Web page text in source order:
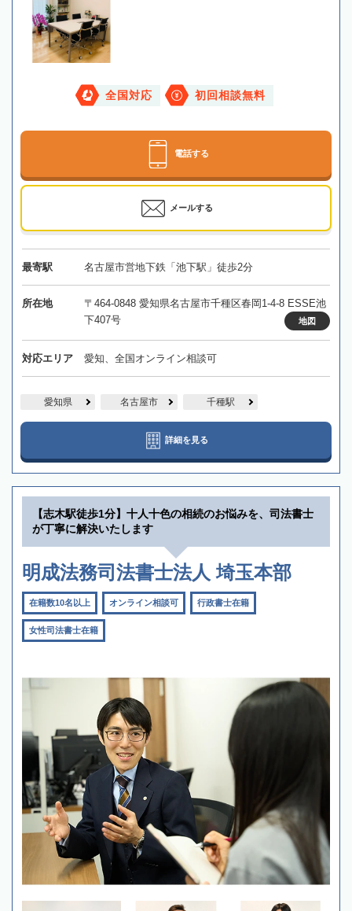
全国対応 初回相談無料
電話する
メールする
最寄駅 名古屋市営地下鉄「池下駅」徒歩2分
所在地
〒464-0848 愛知県名古屋市千種区春岡1-4-8 ESSE池
下407号
地図
対応エリア 愛知、全国オンライン相談可
愛知県 名古屋市 千種駅
詳細を見る
【志木駅徒歩1分】十人十色の相続のお悩みを、司法書士
が丁寧に解決いたします
明成法務司法書士法人 埼玉本部
在籍数10名以上 オンライン相談可 行政書士在籍
女性司法書士在籍